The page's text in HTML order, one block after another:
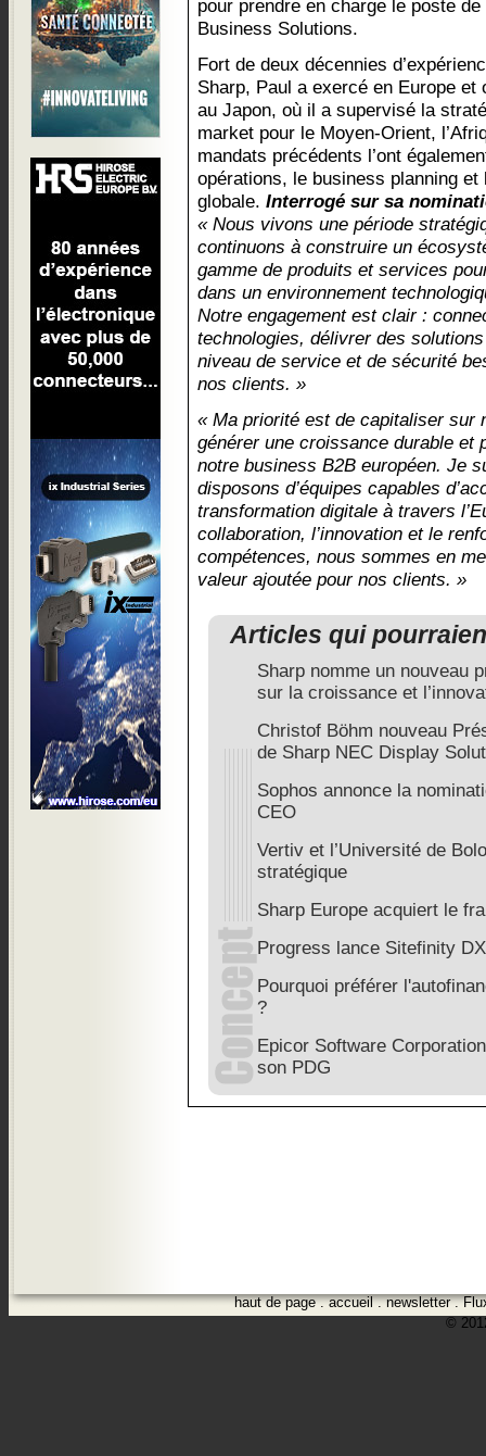
pour prendre en charge le poste
Business Solutions.
Fort de deux décennies
Sharp, Paul a exercé en Europe
au Japon, où il a supervisé la
market pour le Moyen-Orient,
mandats précédents l’ont
opérations, le business planning et
globale. Interrogé sur sa
« Nous vivons une période
continuons à construire un
gamme de produits et services
dans un environnement
Notre engagement est clair :
technologies, délivrer des
niveau de service et de sécurité
nos clients. »
« Ma priorité est de capitaliser sur
générer une croissance durable et
notre business B2B européen. Je
disposons d’équipes capables
transformation digitale à travers
collaboration, l’innovation et le
compétences, nous sommes en
valeur ajoutée pour nos clients. »
Articles qui
Sharp nomme un nouveau
sur la croissance et
Christof Böhm nouveau
de Sharp NEC Display
Sophos annonce la
CEO
Vertiv et l’Université de
stratégique
Sharp Europe acquiert le
Progress lance Sitefinity
Pourquoi préférer
?
Epicor Software
son PDG
haut de page.accueil.newsletter.
©